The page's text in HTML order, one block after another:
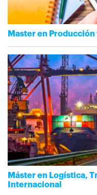
Master en
Máster en Logística,
Internacional